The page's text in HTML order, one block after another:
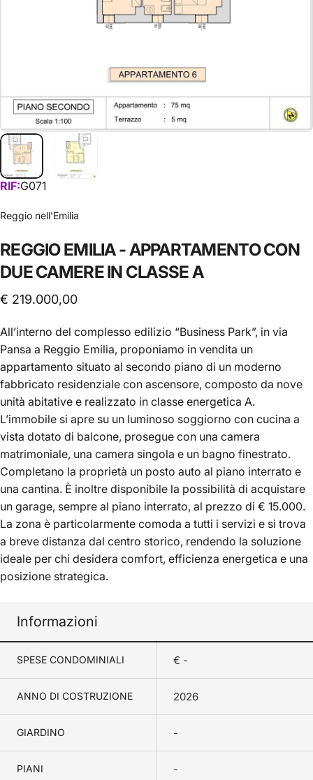
RIF:G071
Reggio nell'Emilia
REGGIOEMILIA-APPARTAMENTOCON
DUECAMEREIN CLASSEA
€ 219.000,00
All’interno del complesso edilizio “Business Park”, in via
Pansa a Reggio Emilia, proponiamo in vendita un
appartamento situato al secondo piano di un moderno
fabbricato residenziale con ascensore, composto da nove
unità abitative e realizzato in classe energetica A.
L’immobile si apre su un luminoso soggiorno con cucina a
vista dotato di balcone, prosegue con una camera
matrimoniale, una camera singola e un bagno finestrato.
Completano la proprietà un posto auto al piano interrato e
una cantina. È inoltre disponibile la possibilità di acquistare
un garage, sempre al piano interrato, al prezzo di € 15.000.
La zona è particolarmente comoda a tutti i servizi e si trova
a breve distanza dal centro storico, rendendo la soluzione
ideale per chi desidera comfort, efficienza energetica e una
posizione strategica.
Informazioni
SPESE CONDOMINIALI € -
ANNO DI COSTRUZIONE 2026
GIARDINO -
PIANI -